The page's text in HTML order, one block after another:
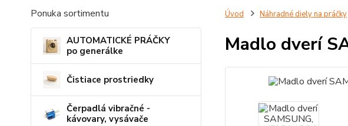
Ponuka sortimentu
AUTOMATICKÉ PRÁČKY
po generálke
Čistiace prostriedky
Čerpadlá vibračné -
kávovary, vysávače
Úvod Náhradné diely na práčky
Madlo dverí